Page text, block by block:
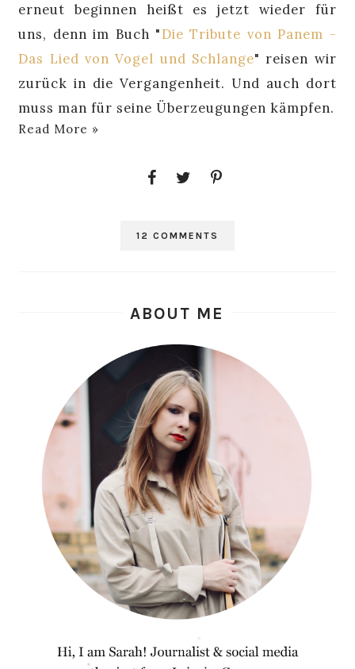
erneut beginnen heißt es jetzt wieder für
uns, denn im Buch "Die Tribute von Panem -
Das Lied von Vogel und Schlange" reisen wir
zurück in die Vergangenheit. Und auch dort
muss man für seine Überzeugungen kämpfen.
Read More »
12 COMMENTS
ABOUT ME